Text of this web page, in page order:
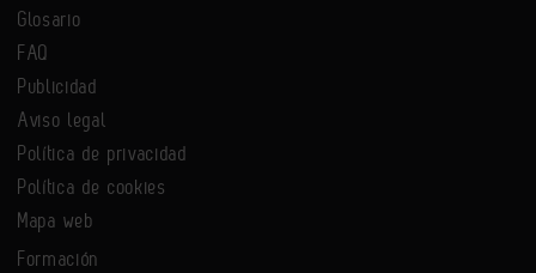
Glosario
FAQ
Publicidad
Aviso legal
Política de privacidad
Política de cookies
Mapa web
Formación